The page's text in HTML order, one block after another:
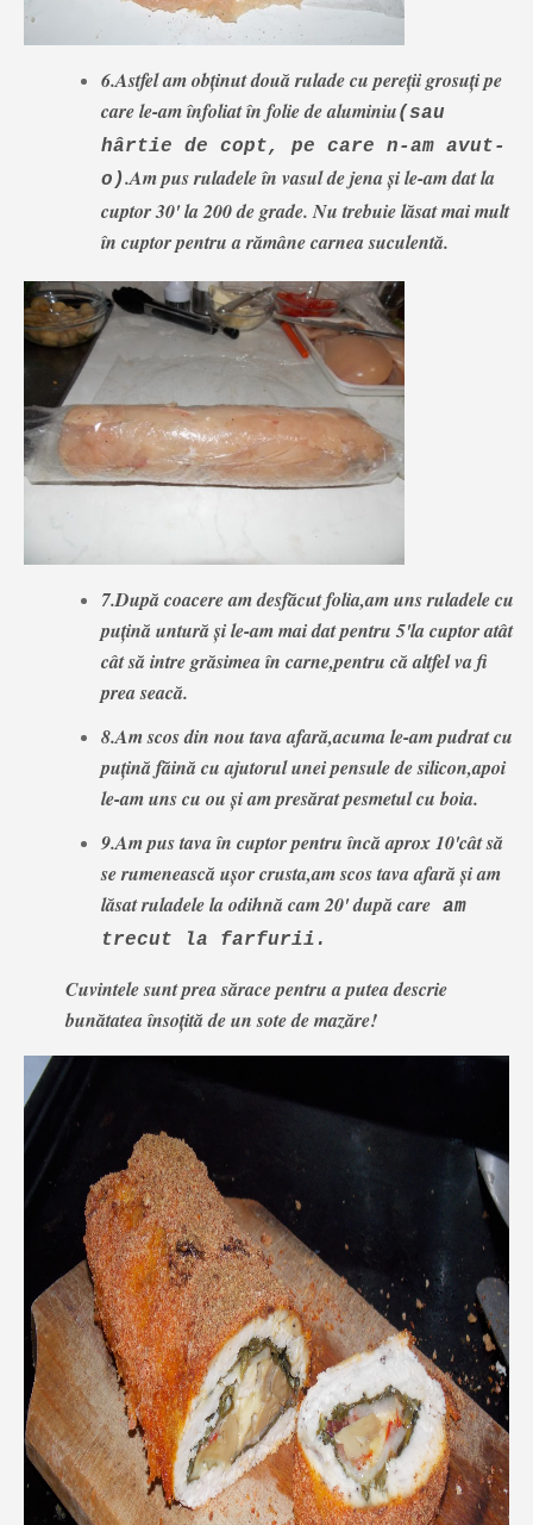
6.Astfel am obținut două rulade cu pereții grosuți pe
care le-am înfoliat în folie de aluminiu(sau
hârtie de copt, pe care n-am avut-
o).Am pus ruladele în vasul de jena și le-am dat la
cuptor 30' la 200 de grade. Nu trebuie lăsat mai mult
în cuptor pentru a rămâne carnea suculentă.
7.După coacere am desfăcut folia,am uns ruladele cu
puțină untură și le-am mai dat pentru 5'la cuptor atât
cât să intre grăsimea în carne,pentru că altfel va fi
prea seacă.
8.Am scos din nou tava afară,acuma le-am pudrat cu
puțină făină cu ajutorul unei pensule de silicon,apoi
le-am uns cu ou și am presărat pesmetul cu boia.
9.Am pus tava în cuptor pentru încă aprox 10'cât să
se rumenească ușor crusta,am scos tava afară și am
lăsat ruladele la odihnă cam 20' după caream
trecut la farfurii.
Cuvintele sunt prea sărace pentru a putea descrie
bunătatea însoțită de un sote de mazăre!